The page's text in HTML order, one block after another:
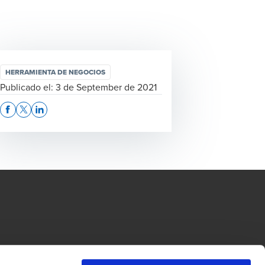
HERRAMIENTA DE NEGOCIOS
Publicado el: 3 de September de 2021
por garantía del Reino Unido, y forma parte de la red internacional BDO de